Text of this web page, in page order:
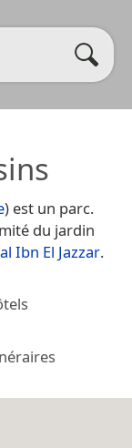
) est un parc.
du jardin
Ibn El Jazzar.